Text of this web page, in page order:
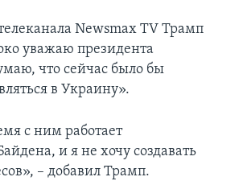
Newsmax TV Трамп
уважаю президента
что сейчас было бы
в Украину».
с ним работает
и я не хочу создавать
– добавил Трамп.